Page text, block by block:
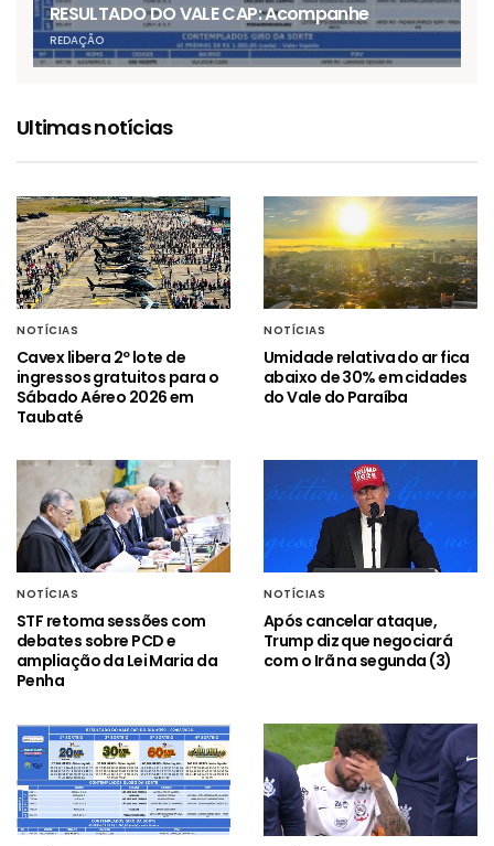
RESULTADO DO VALE CAP: Acompanhe
REDAÇÃO
Ultimas notícias
NOTÍCIAS
Cavex libera 2º lote de
ingressos gratuitos para o
Sábado Aéreo 2026 em
Taubaté
NOTÍCIAS
Umidade relativa do ar fica
abaixo de 30% em cidades
do Vale do Paraíba
NOTÍCIAS
STF retoma sessões com
debates sobre PCD e
ampliação da Lei Maria da
Penha
NOTÍCIAS
Após cancelar ataque,
Trump diz que negociará
com o Irã na segunda (3)